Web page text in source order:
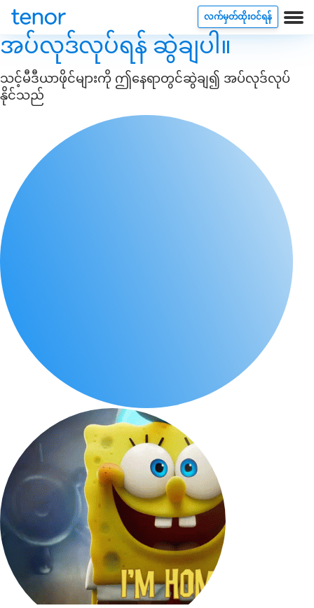
လက်မှတ်ထိုးဝင်ရန်
အပ်လုဒ်လုပ်ရန် ဆွဲချပါ။
သင့်မီဒီယာဖိုင်များကို ဤနေရာတွင်ဆွဲချ၍ အပ်လုဒ်လုပ်
နိုင်သည်